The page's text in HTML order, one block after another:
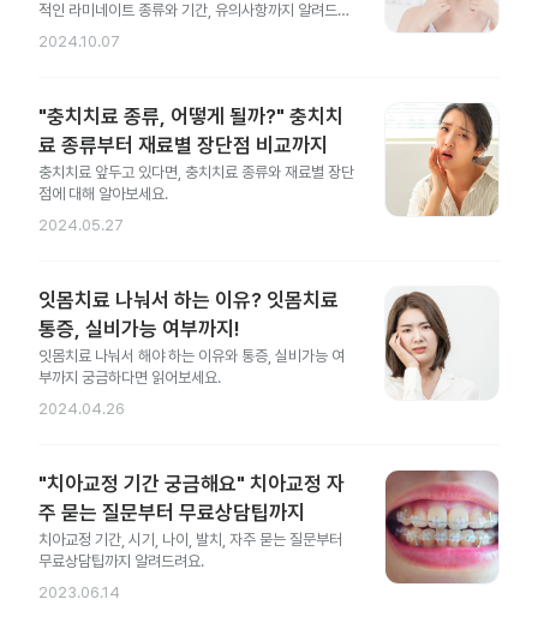
적인 라미네이트 종류와 기간, 유의사항까지 알려드릴
게요.
2024.10.07
"충치치료 종류, 어떻게 될까?" 충치치
료 종류부터 재료별 장단점 비교까지
충치치료 앞두고 있다면, 충치치료 종류와 재료별 장단
점에 대해 알아보세요.
2024.05.27
잇몸치료 나눠서 하는 이유? 잇몸치료
통증, 실비가능 여부까지!
잇몸치료 나눠서 해야 하는 이유와 통증, 실비가능 여
부까지 궁금하다면 읽어보세요.
2024.04.26
"치아교정 기간 궁금해요" 치아교정 자
주 묻는 질문부터 무료상담팁까지
치아교정 기간, 시기, 나이, 발치, 자주 묻는 질문부터
무료상담팁까지 알려드려요.
2023.06.14